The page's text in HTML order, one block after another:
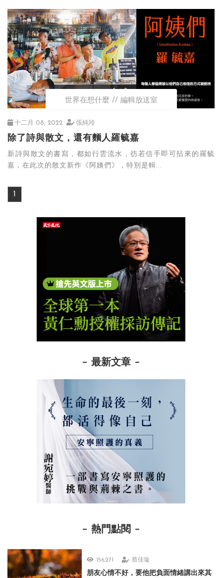
世界在想什麼 編輯放送室
十二月 08, 2022 張純玲
除了詩與散文，還有麵人羅毓嘉
新詩與散文的書寫，都如行雲流水，彷若信手即可拈來的羅毓
嘉，在此次的散文新作《阿姨們》，特別是輯...
1
最新文章
熱門點閱
156,271 蔡佳璇
朋友心情不好，要他把負面情緒講出來其